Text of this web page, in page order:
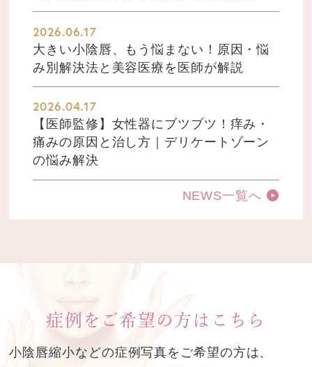
2026.06.17
大きい小陰唇、もう悩まない！原因・悩
み別解決法と美容医療を医師が解説
2026.04.17
【医師監修】女性器にブツブツ！痒み・
痛みの原因と治し方｜デリケートゾーン
の悩み解決
NEWS一覧へ
症例をご希望の方はこちら
小陰唇縮小などの症例写真をご希望の方は、